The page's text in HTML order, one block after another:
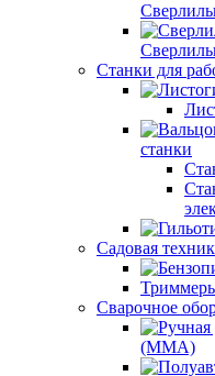
Станки для
станки
Садовая
Сварочное
(MMA)